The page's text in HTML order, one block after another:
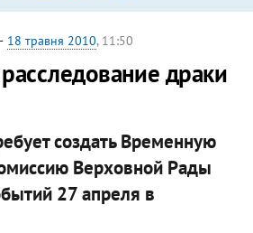
18 травня 2010, 11:50
драки
создать Временную
Верховной Рады
27 апреля в